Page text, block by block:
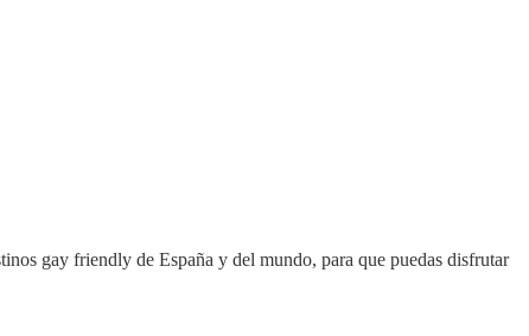
gay friendly de España y del mundo, para que puedas disfrutar